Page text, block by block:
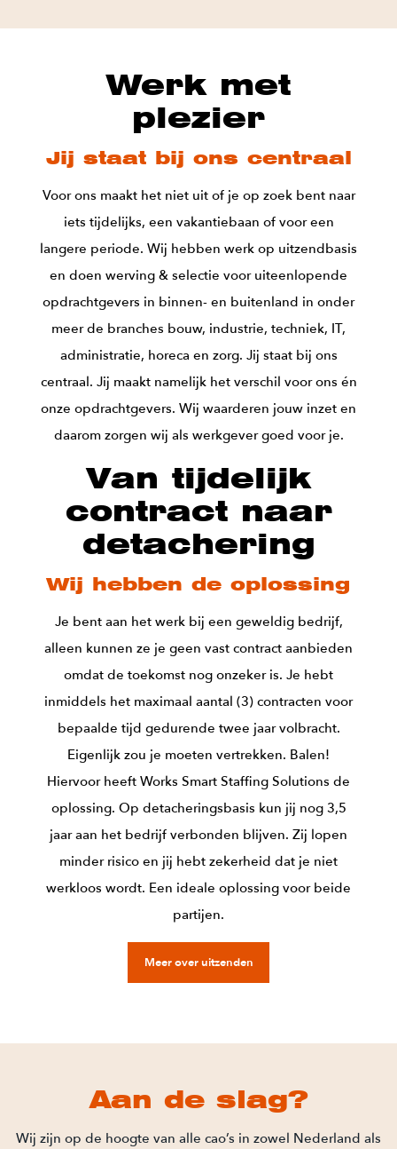
Werk met
plezier
Jij staat bij ons centraal
Voor ons maakt het niet uit of je op zoek bent naar
iets tijdelijks, een vakantiebaan of voor een
langere periode. Wij hebben werk op uitzendbasis
en doen werving & selectie voor uiteenlopende
opdrachtgevers in binnen- en buitenland in onder
meer de branches bouw, industrie, techniek, IT,
administratie, horeca en zorg. Jij staat bij ons
centraal. Jij maakt namelijk het verschil voor ons én
onze opdrachtgevers. Wij waarderen jouw inzet en
daarom zorgen wij als werkgever goed voor je.
Van tijdelijk
contract naar
detachering
Wij hebben de oplossing
Je bent aan het werk bij een geweldig bedrijf,
alleen kunnen ze je geen vast contract aanbieden
omdat de toekomst nog onzeker is. Je hebt
inmiddels het maximaal aantal (3) contracten voor
bepaalde tijd gedurende twee jaar volbracht.
Eigenlijk zou je moeten vertrekken. Balen!
Hiervoor heeft Works Smart Staffing Solutions de
oplossing. Op detacheringsbasis kun jij nog 3,5
jaar aan het bedrijf verbonden blijven. Zij lopen
minder risico en jij hebt zekerheid dat je niet
werkloos wordt. Een ideale oplossing voor beide
partijen.
Meer over uitzenden
Aan de slag?
Wij zijn op de hoogte van alle cao’s in zowel Nederland als